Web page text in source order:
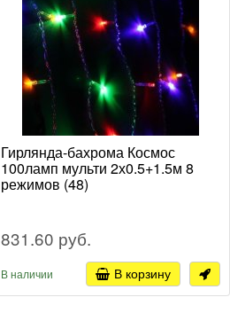
Гирлянда-бахрома Космос
100ламп мульти 2х0.5+1.5м 8
режимов (48)
831.60 руб.
В наличии В корзину